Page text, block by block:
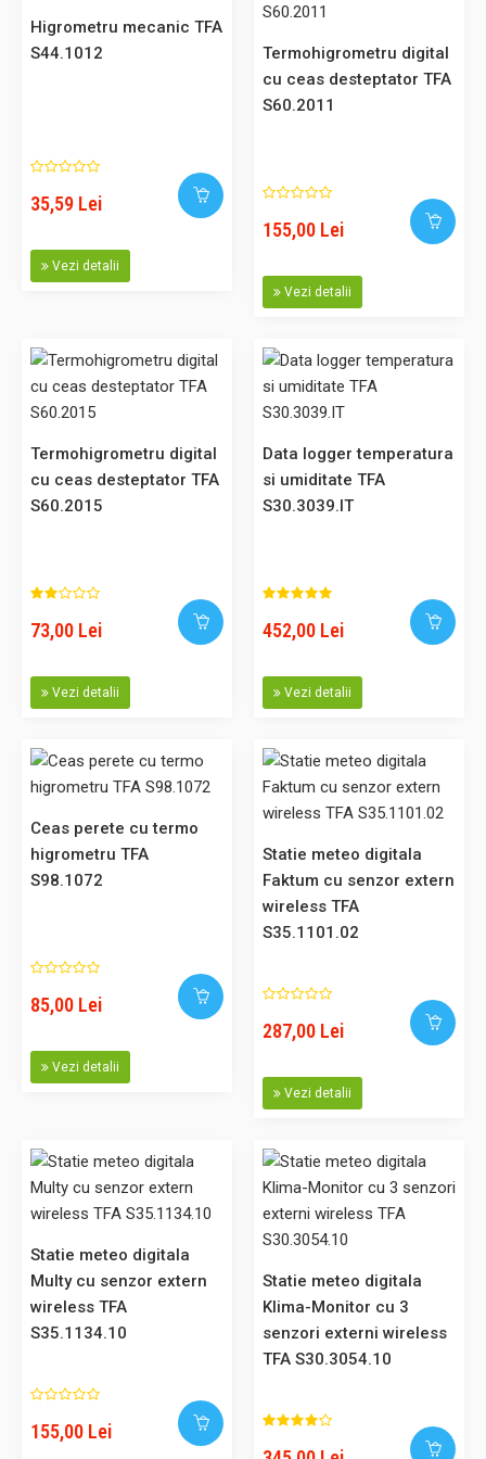
74,00 Lei
Comparaţie
Cod: S30.5026.01 Acest produs poate fi achizitionat si prin
SEAP. Descriere: Termohigrometru digital pentru afisarea
temperaturii si umiditatii in spatiile interioare. Dacă
conditiile climaterice sunt ideale pe ecran apare simbolul
„smiley”. Culoare rama: negru. Afisare valori minume si ma..
74,00 Lei
Adaugă în Coş
Statie meteo Season TFA S35.1150.01
Statie meteo Season Afișaj color cu două niveluri de
luminozitate Imaginea meteo se modifică odată cu
atmosferică, fază lunară, ceas RC ..
345,00 Lei
Comparaţie
Termohigrometru digital exterior pentru geam S 30.5020
Termohigrometru pentru exterior, digital, cu prindere pe
geam cod S30.5020 - display temperatura si umiditatea
exterioară, valori min/max cu resetare automată, rezistent
la intemperii, prindere cu adeziv Interval: Temperatura
exterioara: -25 ... + 70 ° C , Umiditate exterioară: 30 ... 80 ..
Higrometru mecanic TFA
S44.1012
35,59 Lei
Vezi detalii
Termohigrometru digital
cu ceas desteptator TFA
S60.2011
155,00 Lei
Vezi detalii
Termohigrometru digital
cu ceas desteptator TFA
S60.2015
73,00 Lei
Vezi detalii
Data logger temperatura
si umiditate TFA
S30.3039.IT
452,00 Lei
Vezi detalii
Ceas perete cu termo
higrometru TFA
S98.1072
85,00 Lei
Vezi detalii
Statie meteo digitala
Faktum cu senzor extern
wireless TFA
S35.1101.02
287,00 Lei
Vezi detalii
Statie meteo digitala
Multy cu senzor extern
wireless TFA
S35.1134.10
155,00 Lei
Statie meteo digitala
Klima-Monitor cu 3
senzori externi wireless
TFA S30.3054.10